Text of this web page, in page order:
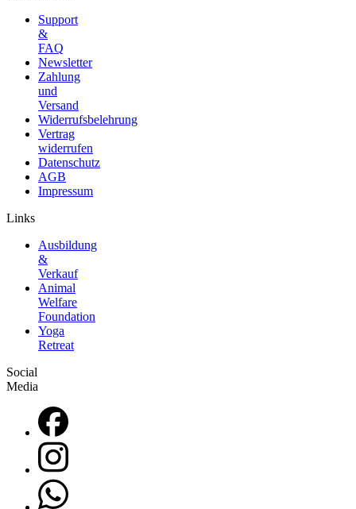
Support
&
FAQ
Newsletter
Zahlung
und
Versand
Widerrufsbelehrung
Vertrag
widerrufen
Datenschutz
AGB
Impressum
Links
Ausbildung
&
Verkauf
Animal
Welfare
Foundation
Yoga
Retreat
Social
Media